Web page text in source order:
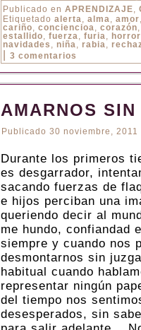
Publicado en APRENDIZAJE,
Etiquetado alerta, alma, amor
cariño, conciencioa, corazón
estallido, fuerza, furia, horror
navidades , niña, rabia,
3 comentarios
AMARNOS
Publicado 30 noviembre, 2011
Durante los primeros
es desgarrador,
sacando fuerzas de
e hijos perciban una
queriendo decir al
me hundo, confiandad
siempre y cuando nos
desmontarnos sin
habitual cuando
representar ningún
del tiempo nos
desesperados, sin